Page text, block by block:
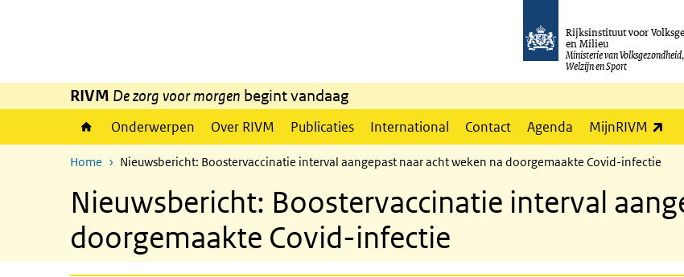
Rijksinstituut voor
en Milieu
Ministerie van Volksgezondheid,
Welzijn en Sport
RIVM De zorg voor morgen begint vandaag
Onderwerpen Over RIVM Publicaties International Contact Agenda MijnRIVM
Home Nieuwsbericht: Boostervaccinatie interval aangepast naar acht weken na doorgemaakte Covid-infectie
Nieuwsbericht: Boostervaccinatie interval
doorgemaakte Covid-infectie